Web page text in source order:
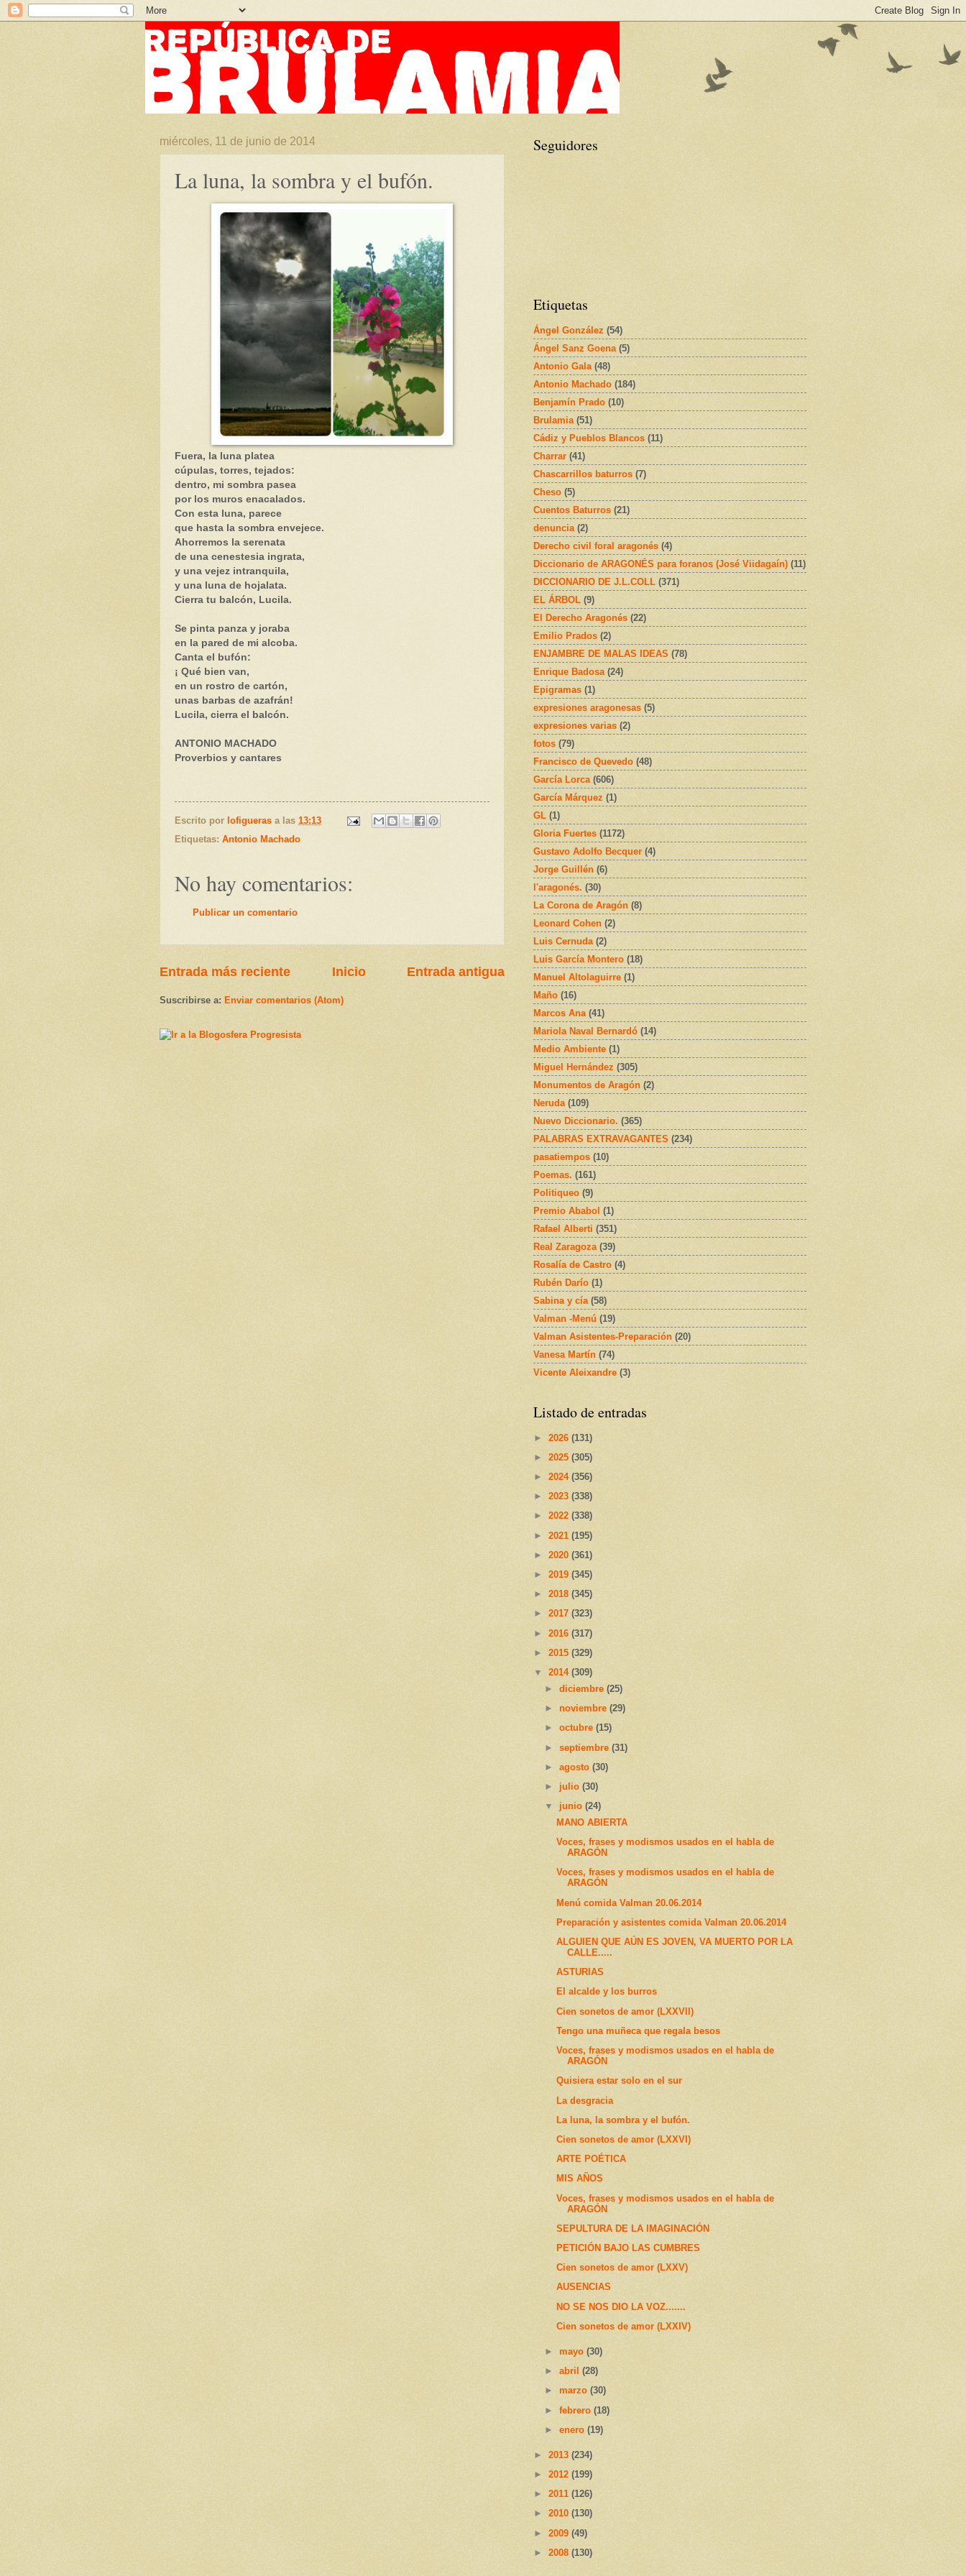
miércoles, 11 de junio de 2014
La luna, la sombra y el bufón.
Fuera, la luna platea
cúpulas, torres, tejados:
dentro, mi sombra pasea
por los muros enacalados.
Con esta luna, parece
que hasta la sombra envejece.
Ahorremos la serenata
de una cenestesia ingrata,
y una vejez intranquila,
y una luna de hojalata.
Cierra tu balcón, Lucila.
Se pinta panza y joraba
en la pared de mi alcoba.
Canta el bufón:
¡ Qué bien van,
en un rostro de cartón,
unas barbas de azafrán!
Lucila, cierra el balcón.
ANTONIO MACHADO
Proverbios y cantares
Escrito por lofigueras a las 13:13
Etiquetas: Antonio Machado
No hay comentarios:
Publicar un comentario
Entrada más reciente Entrada antigua
Inicio
Suscribirse a: Enviar comentarios (Atom)
Seguidores
Etiquetas
Ángel González (54)
Ángel Sanz Goena (5)
Antonio Gala (48)
Antonio Machado (184)
Benjamín Prado (10)
Brulamia (51)
Cádiz y Pueblos Blancos (11)
Charrar (41)
Chascarrillos baturros (7)
Cheso (5)
Cuentos Baturros (21)
denuncia (2)
Derecho civil foral aragonés (4)
Diccionario de ARAGONÉS para foranos (José Viidagaín) (11)
DICCIONARIO DE J.L.COLL (371)
EL ÁRBOL (9)
El Derecho Aragonés (22)
Emilio Prados (2)
ENJAMBRE DE MALAS IDEAS (78)
Enrique Badosa (24)
Epigramas (1)
expresiones aragonesas (5)
expresiones varias (2)
fotos (79)
Francisco de Quevedo (48)
García Lorca (606)
García Márquez (1)
GL (1)
Gloria Fuertes (1172)
Gustavo Adolfo Becquer (4)
Jorge Guillén (6)
l'aragonés. (30)
La Corona de Aragón (8)
Leonard Cohen (2)
Luis Cernuda (2)
Luis García Montero (18)
Manuel Altolaguirre (1)
Maño (16)
Marcos Ana (41)
Mariola Naval Bernardó (14)
Medio Ambiente (1)
Miguel Hernández (305)
Monumentos de Aragón (2)
Neruda (109)
Nuevo Diccionario. (365)
PALABRAS EXTRAVAGANTES (234)
pasatiempos (10)
Poemas. (161)
Politiqueo (9)
Premio Ababol (1)
Rafael Alberti (351)
Real Zaragoza (39)
Rosalía de Castro (4)
Rubén Darío (1)
Sabina y cía (58)
Valman -Menú (19)
Valman Asistentes-Preparación (20)
Vanesa Martín (74)
Vicente Aleixandre (3)
Listado de entradas
► 2026 (131)
► 2025 (305)
► 2024 (356)
► 2023 (338)
► 2022 (338)
► 2021 (195)
► 2020 (361)
► 2019 (345)
► 2018 (345)
► 2017 (323)
► 2016 (317)
► 2015 (329)
▼ 2014 (309)
►diciembre(25)
►noviembre(29)
►octubre(15)
►septiembre(31)
►agosto(30)
►julio(30)
▼ junio(24)
MANO ABIERTA
Voces, frases y modismos usados en el habla de
ARAGÓN
Voces, frases y modismos usados en el habla de
ARAGÓN
Menú comida Valman 20.06.2014
Preparación y asistentes comida Valman 20.06.2014
ALGUIEN QUE AÚN ES JOVEN, VA MUERTO POR LA
CALLE.....
ASTURIAS
El alcalde y los burros
Cien sonetos de amor (LXXVII)
Tengo una muñeca que regala besos
Voces, frases y modismos usados en el habla de
ARAGÓN
Quisiera estar solo en el sur
La desgracia
La luna, la sombra y el bufón.
Cien sonetos de amor (LXXVI)
ARTE POÉTICA
MIS AÑOS
Voces, frases y modismos usados en el habla de
ARAGÓN
SEPULTURA DE LA IMAGINACIÓN
PETICIÓN BAJO LAS CUMBRES
Cien sonetos de amor (LXXV)
AUSENCIAS
NO SE NOS DIO LA VOZ.......
Cien sonetos de amor (LXXIV)
►mayo(30)
►abril(28)
►marzo(30)
►febrero(18)
►enero(19)
► 2013 (234)
► 2012 (199)
► 2011 (126)
► 2010 (130)
► 2009 (49)
► 2008 (130)